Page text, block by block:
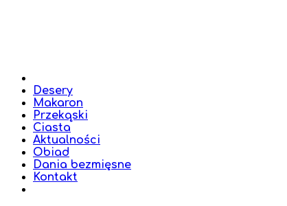
Desery
Makaron
Przekąski
Ciasta
Aktualności
Obiad
Dania bezmięsne
Kontakt